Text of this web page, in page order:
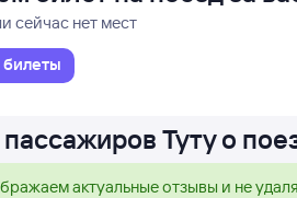
сейчас нет мест
билеты
Туту о
актуальные отзывы и не